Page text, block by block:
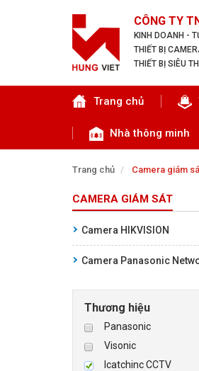
CÔNG TY
KINH DOANH -
THIẾT BỊ
THIẾT BỊ SIÊU
Trang chủ
Nhà thông minh
Trang chủ Camera giám
CAMERA GIÁM SÁT
Camera HIKVISION
Camera Panasonic
Thương hiệu
Panasonic
Visonic
Icatchinc CCTV
Tìm theo danh mục
TRANG CHỦ
THIẾT BỊ SIÊU THỊ, THƯ
KIỂM SOÁT VÀO RA
BÁO ĐỘNG, BÁO CHÁY